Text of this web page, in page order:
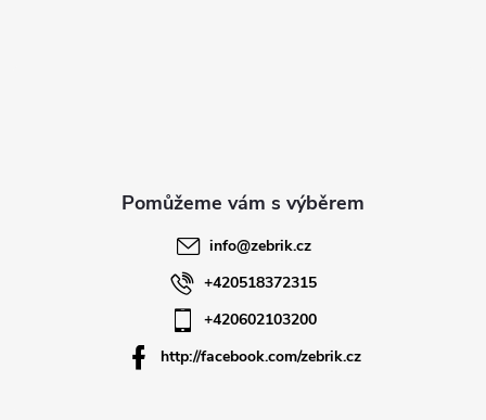
info@zebrik.cz
+420518372315
+420602103200
http://facebook.com/zebrik.cz